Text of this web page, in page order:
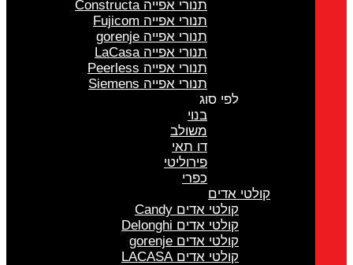
תנורי אפייה Constructa
תנורי אפייה Fujicom
תנורי אפייה gorenje
תנורי אפייה LaCasa
תנורי אפייה Peerless
תנורי אפייה Siemens
לפי סוג
בנוי
משולב
דו תאי
פירוליטי
כפרי
קולטי אדים
קולטי אדים Candy
קולטי אדים Delonghi
קולטי אדים gorenje
קולטי אדים LACASA